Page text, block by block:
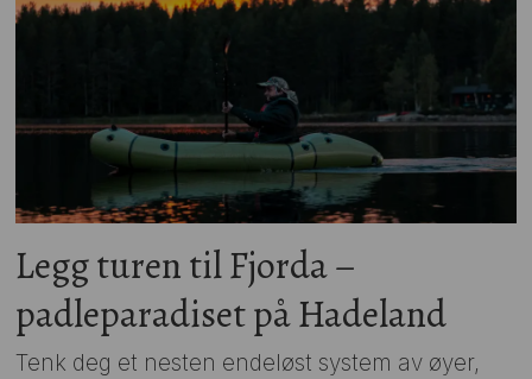
Legg turen til Fjorda –
padleparadiset på Hadeland
Tenk deg et nesten endeløst system av øyer,